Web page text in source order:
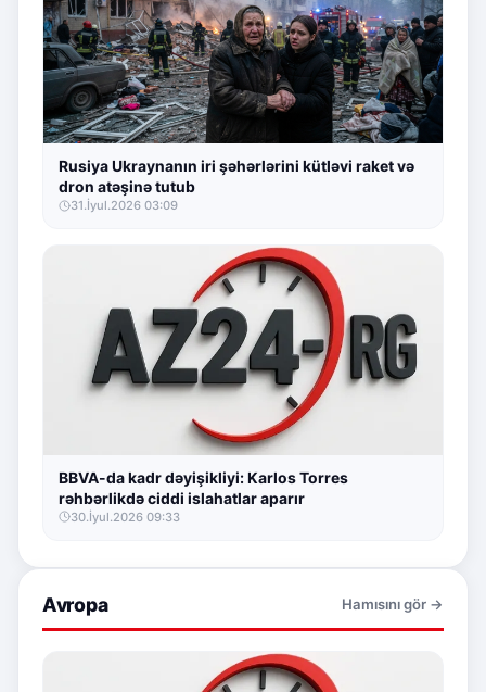
Rusiya Ukraynanın iri şəhərlərini kütləvi raket və
dron atəşinə tutub
31.İyul.2026 03:09
BBVA-da kadr dəyişikliyi: Karlos Torres
rəhbərlikdə ciddi islahatlar aparır
30.İyul.2026 09:33
Avropa Hamısını gör →